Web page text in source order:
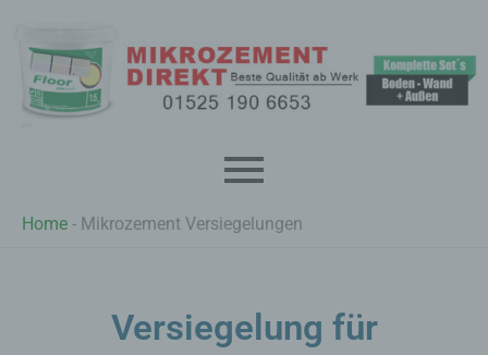
springen
Home - Mikrozement Versiegelungen
Versiegelung für